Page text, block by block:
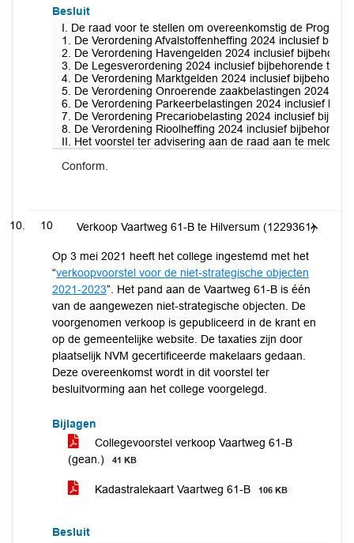
Besluit
I. De raad voor te stellen om overeenkomstig de
1. De Verordening Afvalstoffenheffing 2024 inclusief
2. De Verordening Havengelden 2024 inclusief
3. De Legesverordening 2024 inclusief bijbehorende
4. De Verordening Marktgelden 2024 inclusief
5. De Verordening Onroerende zaakbelastingen 2024
6. De Verordening Parkeerbelastingen 2024 inclusief
7. De Verordening Precariobelasting 2024 inclusief
8. De Verordening Rioolheffing 2024 inclusief
II. Het voorstel ter advisering aan de raad aan te melden
Conform.
10 Verkoop Vaartweg 61-B te Hilversum (1229361)
Op 3 mei 2021 heeft het college ingestemd met het
“verkoopvoorstel voor de niet-strategische objecten
2021-2023”. Het pand aan de Vaartweg 61-B is één
van de aangewezen niet-strategische objecten. De
voorgenomen verkoop is gepubliceerd in de krant en
op de gemeentelijke website. De taxaties zijn door
plaatselijk NVM gecertificeerde makelaars gedaan.
Deze overeenkomst wordt in dit voorstel ter
besluitvorming aan het college voorgelegd.
Bijlagen
Collegevoorstel verkoop Vaartweg 61-B
(gean.)
41 KB
Kadastralekaart Vaartweg 61-B 106 KB
Besluit